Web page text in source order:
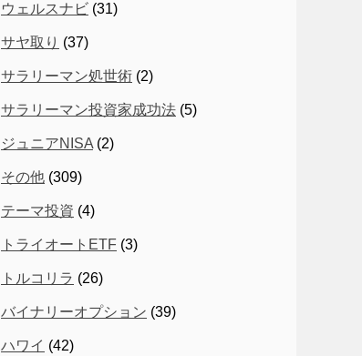
ウェルスナビ (31)
サヤ取り (37)
サラリーマン処世術 (2)
サラリーマン投資家成功法 (5)
ジュニアNISA (2)
その他 (309)
テーマ投資 (4)
トライオートETF (3)
トルコリラ (26)
バイナリーオプション (39)
ハワイ (42)